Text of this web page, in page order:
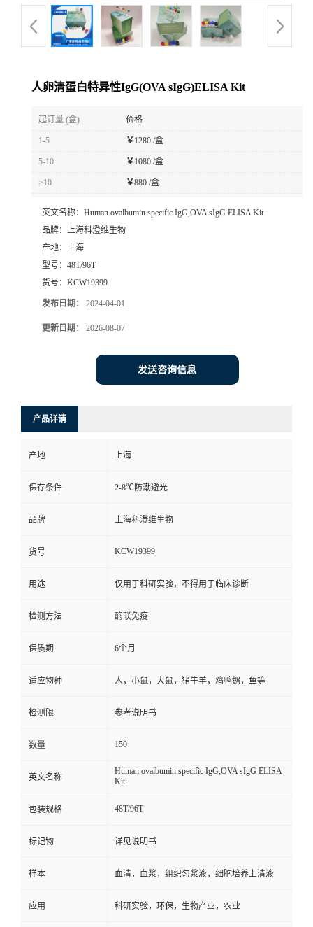
人卵清蛋白特异性IgG(OVA sIgG)ELISA Kit
起订量 (盒) 价格
1-5 ￥1280 /盒
5-10 ￥1080 /盒
≥10 ￥880 /盒
英文名称： Human ovalbumin specific IgG,OVA sIgG ELISA Kit
品牌：
上海科澄维生物
产地：
上海
型号： 48T/96T
货号： KCW19399
发布日期： 2024-04-01
更新日期： 2026-08-07
发送咨询信息
产品详请
产地 上海
保存条件 2-8℃防潮避光
品牌 上海科澄维生物
货号 KCW19399
用途 仅用于科研实验，不得用于临床诊断
检测方法 酶联免疫
保质期 6个月
适应物种 人，小鼠，大鼠，猪牛羊，鸡鸭鹅，鱼等
检测限 参考说明书
数量 150
英文名称
Human ovalbumin specific IgG,OVA sIgG ELISA
Kit
包装规格 48T/96T
标记物 详见说明书
样本 血清，血浆，组织匀浆液，细胞培养上清液
应用 科研实验，环保，生物产业，农业